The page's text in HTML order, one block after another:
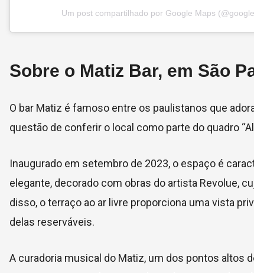
Um post compartilhado por Google Maps
Sobre o Matiz Bar, em São
O bar Matiz é famoso entre os paulistanos que
questão de conferir o local como parte do quadro
Inaugurado em setembro de 2023, o espaço é
elegante, decorado com obras do artista Revolue,
disso, o terraço ao ar livre proporciona uma vista
delas reserváveis.
A curadoria musical do Matiz, um dos pontos altos